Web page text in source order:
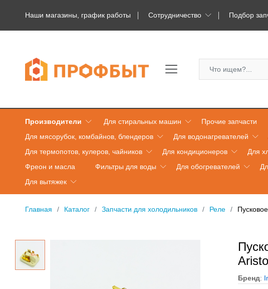
Наши магазины, график работы Сотрудничество Подбор
Производители Для стиральных машин Прочие запчасти
Для мясорубок, комбайнов, блендеров
Для водонагревателей
Для термопотов, кулеров, чайников
Для кондиционеров Для
Фреон и масла
Фильтры для воды Для обогревателей
Для вытяжек
Главная Каталог Запчасти для холодильников Реле
Бренд: